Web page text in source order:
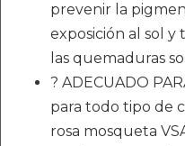
prevenir la
exposición al sol
las quemaduras
? ADECUADO
para todo tipo de
rosa mosqueta